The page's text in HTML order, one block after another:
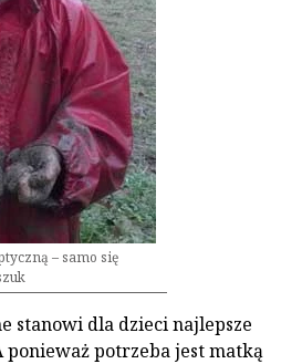
– samo się
stanowi dla dzieci najlepsze
ponieważ potrzeba jest matką